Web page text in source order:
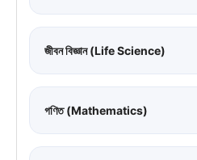
জীবন বিজ্ঞান (Life Science)
গণিত (Mathematics)